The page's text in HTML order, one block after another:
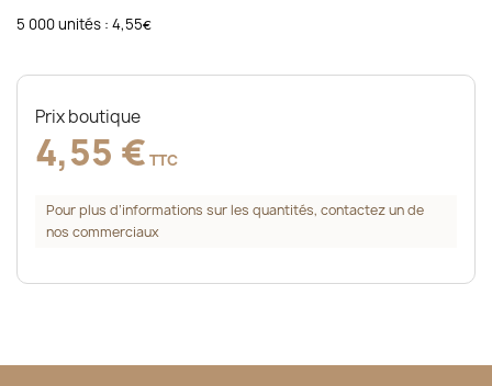
5 000 unités : 4,55€
Prix boutique
4,55 € TTC
Pour plus d’informations sur les quantités, contactez un de
nos commerciaux